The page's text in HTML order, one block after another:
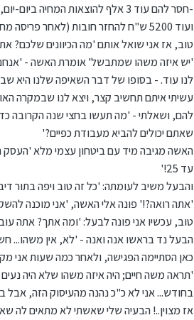
-חסר להם עוד 3 אלף להוצאות המחיה ביום-יום,
ועוד 5200 ש"ח להחזר חובות (לאחר פריסה מחדש שביצעו לאחרונה).
טוב, אז אני שואל אותם 'מה הכיוונים שלכם?
'יש איזה משהו שמתבשל' אומרת האשה - '
לנו עוד. - בסופו של דבר השאיפה שלנו היא
להם, ושאלתי -
שאתם יכולים להביא מעבודת כפיים?'
האשה מגיבה מיד עם ביטחון עצמי מלא
עד 25!'
והבעל משיב לעומתה:'כל זה טוב ויפה בתור
'אתה רואה?!'פונה אלי האשה, 'אני מוכנה
טוב, עכשיו אני פונה לבעל:'ומה אתך? אתה עובד עד 3 אחה"צ, מבחינתך אין אפשרות
הבעל נד בראשו אנה ואנה -'לא, אין משהו...
כאן הסתיימה הפגישה, ולאחר כמה שעות אני
'
בחודש... אני לא כ"כ נהנה מהעיסוק הזה,
אז מצוין..! הבעיה שלי שאשתי לא מתאים לה